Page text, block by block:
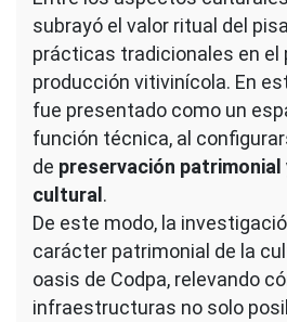
subrayó el valor ritual del
prácticas tradicionales en el
producción vitivinícola. En
fue presentado como un
función técnica, al
de preservación patrimonial
cultural.
De este modo, la
carácter patrimonial de la
oasis de Codpa, relevando
infraestructuras no solo